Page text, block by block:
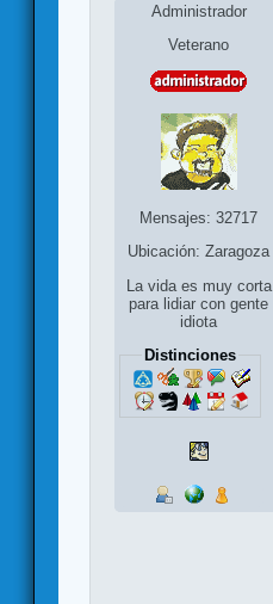
Administrador
Veterano
Mensajes: 32717
Ubicación: Zaragoza
La vida es muy corta
para lidiar con gente
idiota
Distinciones